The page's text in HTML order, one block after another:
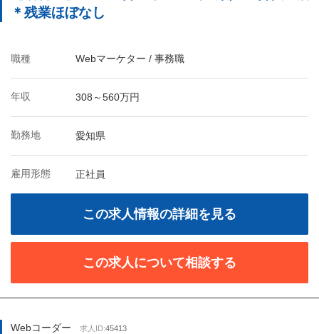
＊残業ほぼなし
職種 Webマーケター / 事務職
年収 308～560万円
勤務地 愛知県
雇用形態 正社員
この求人情報の詳細を見る
この求人について相談する
Webコーダー 求人ID:45413